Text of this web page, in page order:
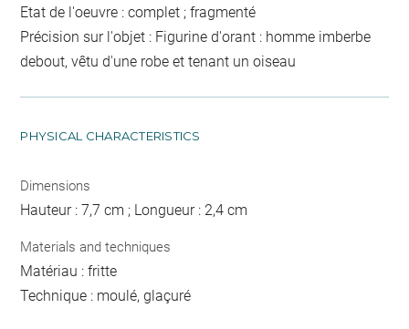
Etat de l'oeuvre : complet ; fragmenté
Précision sur l'objet : Figurine d'orant : homme imberbe
debout, vêtu d'une robe et tenant un oiseau
PHYSICAL CHARACTERISTICS
Dimensions
Hauteur : 7,7 cm ; Longueur : 2,4 cm
Materials and techniques
Matériau : fritte
Technique : moulé, glaçuré